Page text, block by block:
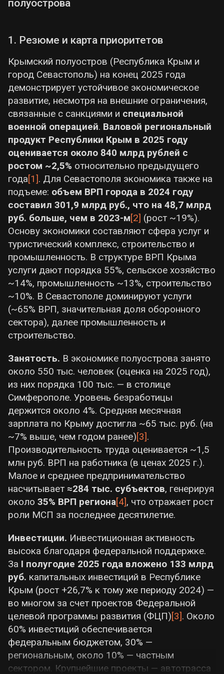
индивидуального строительства. На 2025
безопасных районах (Геническ, Скадовск,
Новотроицкое). Утверждена
государственная программа, ставящая
цель суммарно1,752 млн м² нового
жилья к 2030–2035 гг., что требует
опережающего развития инженерной
инфраструктуры. Средняя цена жилья на
вторичном рынке выросла до≈42 тыс.
руб/м², что на ~5% выше уровня 2024 г.
Строительные компании испытывают
дефицит кадров (незаняты до 40%
вакансий строителей) и рост
себестоимости материалов, но сектор
остаётся одним из локомотивов
экономики (доля строительства в ВРП
превысила 10%).
Бюджетная устойчивость улучшилась
при высокой дотационности:
Собственные доходы консолидированного
бюджета области в 2025 году превысят
млрд руб, а на 2026 год прогнозируется их
удвоение (до ~28 млрд руб). Губернатор В.
Сальдо отметил, что эти поступления —
зоны» и роста деловой активности. Тем не
менее, региональный бюджет остаётся
дотационным более чем на 75%: львиную
долю расходов покрывают федеральные
трансферты и субсидии. В 2025 г. на
реализацию 21 федеральной программы
развития выделено27,7 млрд руб
дополнительно направлено81 млрд руб
на решение социальных проблем (ремонт
школ, больниц, дорог и т. д.). Эти меры
позволили увеличить налоговую базу
(налоговые и неналоговые доходы
бюджета выросли на +85,8% по сравнению
с 2024 г.), однако финансовая
самодостаточность ещё не достигнута.
Занятость и доходы населения
постепенно восстанавливаются:По
оценке, в экономике области занято~210
тыс. человек(официально и
неформально), что ниже довоенного
уровня (~320 тыс.) из-за оттока населения
и закрытия предприятий. Официальный
уровень безработицы — 8–10%, при этом
существует скрытая безработица в
миллисекунды, тогда как диффузия
ограничиваются нервами: все клетки тела
способны образовывать электрические сети
через ионные каналы и щелевые контакты, и
даже у простых организмов (например,
бактерий в биоплёнках) электрические
сигналы координируют коллективное
поведение[4].
Взаимодействие трёх кодов можно
представить как вложенные уровни
управления. Генетический код — «жёсткие
компоненты и чертежи», он задаёт базовый
набор белков и РНК (например, кодирует
формирование ионных каналов, рецепторов,
ферментов). Эпигенетический код — «гибкие
настройки», регулирующие, какие гены и с
какой интенсивностью будут работать в
конкретной клетке в зависимости от условий
(например, стресс вызывает эпигенетическое
подавление гена рецептора кортизола
NR3C1 [5], изменяя реактивность организма на
будущие стрессоры). Биоэлектрический код —
«динамическая сеть управления», которая
использует белки, созданные по генетическим
инструкциям и настроенные эпигенетическими
метками, для непосредственного
электрического управления процессами
развития и регенерации в реальном времени.
Изменения в одном коде зачастую запускают
каскад изменений в других. Например,
хронический психологический стресс
приводит к выбросу гормона кортизола, что
провоцирует эпигенетические изменения —
гиперметилирование промотора генаBDNFв
нейронах (нейротрофический фактор мозга,
важный для памяти и настроения)[6][7] . Это
эпигенетическое «выключение» снижает
уровень BDNF, ухудшая нейропластичность и
память. Одновременно стресс повышает
уровень возбудимости определённых
нейронов (biоэлектрический эффект), а
длительные изменения активности мозга
могут закрепляться через эпигенетику
(формируя так называемую эпигенетическую
память опыта). В то же время, врождённые
генетические различия (например,
полиморфизм в гене серотонинового
транспортёра или кальциевого канала
CACNA1C) могут предопределять
полуострова
1. Резюме и карта приоритетов
Крымский полуостров (Республика Крым и
город Севастополь) на конец 2025 года
демонстрирует устойчивое экономическое
развитие, несмотря на внешние ограничения,
связанные с санкциями и специальной
военной операцией. Валовой региональный
продукт Республики Крым в 2025 году
оценивается около 840 млрд рублей с
ростом ~2,5% относительно предыдущего
года[1]. Для Севастополя экономика также на
подъеме: объем ВРП города в 2024 году
составил 301,9 млрд руб., что на 48,7 млрд
руб. больше, чем в 2023-м[2] (рост ~19%).
Основу экономики составляют сфера услуг и
туристический комплекс, строительство и
промышленность. В структуре ВРП Крыма
услуги дают порядка 55%, сельское хозяйство
~14%, промышленность ~13%, строительство
~10%. В Севастополе доминируют услуги
(~65% ВРП, значительная доля оборонного
сектора), далее промышленность и
строительство.
Занятость. В экономике полуострова занято
около 550 тыс. человек (оценка на 2025 год),
из них порядка 100 тыс. — в столице
Симферополе. Уровень безработицы
держится около 4%. Средняя месячная
зарплата по Крыму достигла ~65 тыс. руб. (на
~7% выше, чем годом ранее)[3].
Производительность труда оценивается ~1,5
млн руб. ВРП на работника (в ценах 2025 г.).
Малое и среднее предпринимательство
насчитывает ≈284 тыс. субъектов, генерируя
около 35% ВРП региона[4], что отражает рост
роли МСП за последнее десятилетие.
Инвестиции. Инвестиционная активность
высока благодаря федеральной поддержке.
За I полугодие 2025 года вложено 133 млрд
руб. капитальных инвестиций в Республике
Крым (рост +26,7% к тому же периоду 2024) —
во многом за счет проектов Федеральной
целевой программы развития (ФЦП)[3]. Около
60% инвестиций обеспечивается
федеральным бюджетом, 30% —
региональным, около 10% — частным
сектором. Крупнейшие проекты — автотрасса